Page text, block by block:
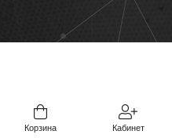
Корзина Кабинет